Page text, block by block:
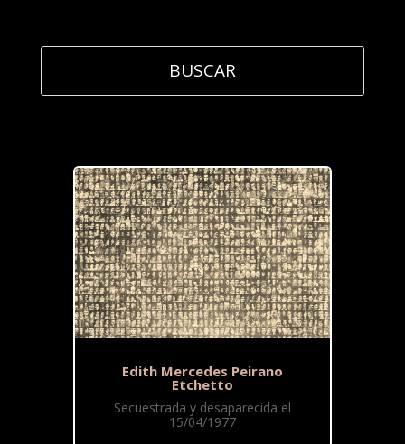
Edith Mercedes Peirano
Etchetto
Secuestrada y desaparecida el
15/04/1977